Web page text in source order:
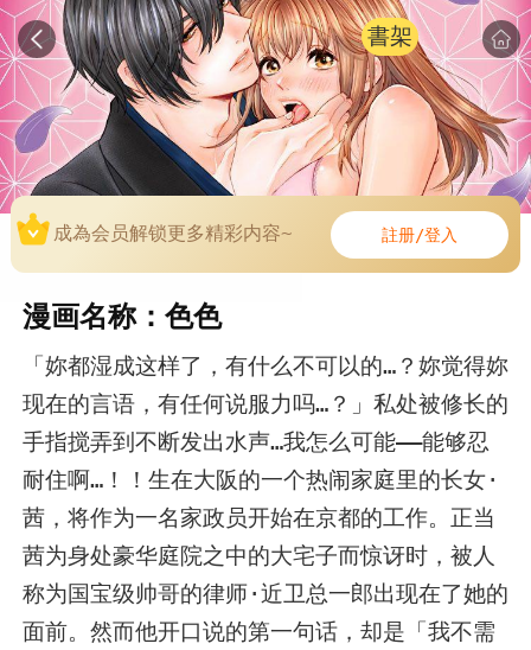
書架
成為会员解锁更多精彩内容~ 註册/登入
漫画名称：色色
「妳都湿成这样了，有什么不可以的…？妳觉得妳
现在的言语，有任何说服力吗…？」私处被修长的
手指搅弄到不断发出水声…我怎么可能——能够忍
耐住啊…！！生在大阪的一个热闹家庭里的长女·
茜，将作为一名家政员开始在京都的工作。正当
茜为身处豪华庭院之中的大宅子而惊讶时，被人
称为国宝级帅哥的律师·近卫总一郎出现在了她的
面前。然而他开口说的第一句话，却是「我不需